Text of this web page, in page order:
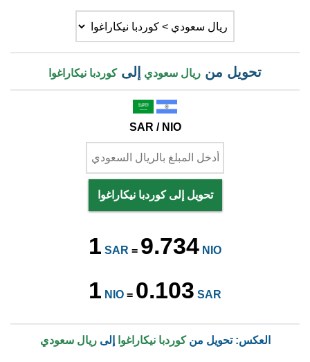
تحويل من ريال سعودي إلىكوردبا نيكاراغوا
SAR / NIO
تحويل إلى كوردبا نيكاراغوا
1 SAR = 9.734 NIO
1 NIO = 0.103 SAR
العكس: تحويل منكوردبا نيكاراغوا إلىريال سعودي